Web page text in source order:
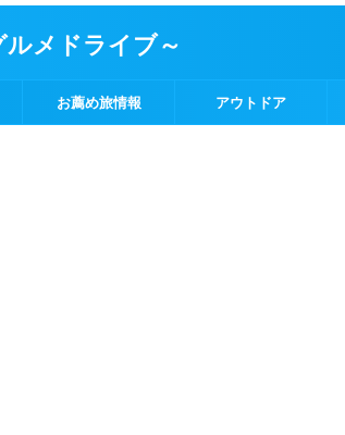
メドライブ～
お薦め旅情報 アウトドア